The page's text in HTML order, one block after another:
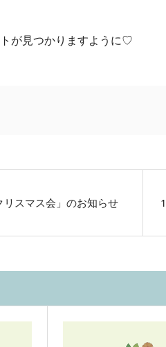
が見つかりますように♡
スマス会」のお知らせ